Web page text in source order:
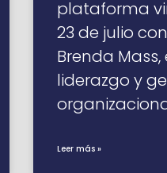
plataforma
23 de julio
Brenda
liderazgo y
Leer más »